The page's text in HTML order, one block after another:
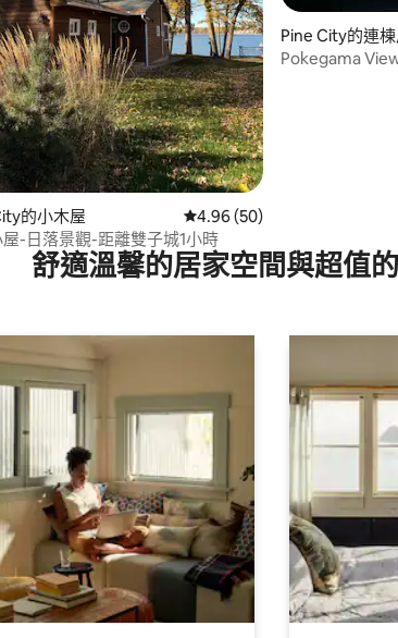
的平均評分（滿分 5 分）
的小木屋 從 50 則評價中獲得 4.96 的平
4.96 (50)
-日落景觀-距離雙子城1小時
Pine City的連
Pokegama
舒適溫馨的居家空間與超值